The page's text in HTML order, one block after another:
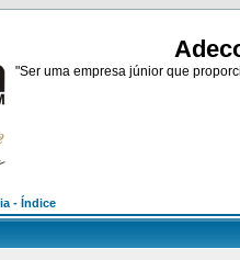
"Ser uma empresa júnior que
- Índice